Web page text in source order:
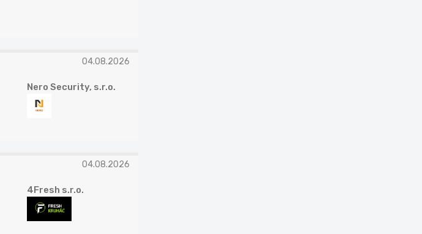
04.08.2026
Nero Security, s.r.o.
04.08.2026
4Fresh s.r.o.